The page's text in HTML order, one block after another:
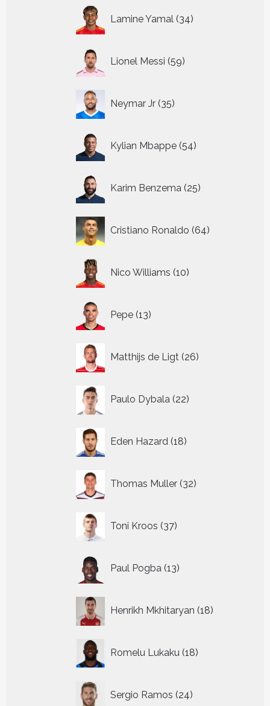
Lamine Yamal 34
producten
Lionel Messi 59
producten
Neymar Jr 35
producten
Kylian Mbappe 54
producten
Karim Benzema 25
producten
Cristiano Ronaldo 64
producten
Nico Williams 10
producten
Pepe 13
producten
Matthijs de Ligt 26
producten
Paulo Dybala 22
producten
Eden Hazard 18
producten
Thomas Muller 32
producten
Toni Kroos 37
producten
Paul Pogba 13
producten
Henrikh Mkhitaryan 18
producten
Romelu Lukaku 18
producten
Sergio Ramos 24
producten